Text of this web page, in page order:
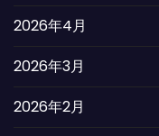
2026年4月
2026年3月
2026年2月